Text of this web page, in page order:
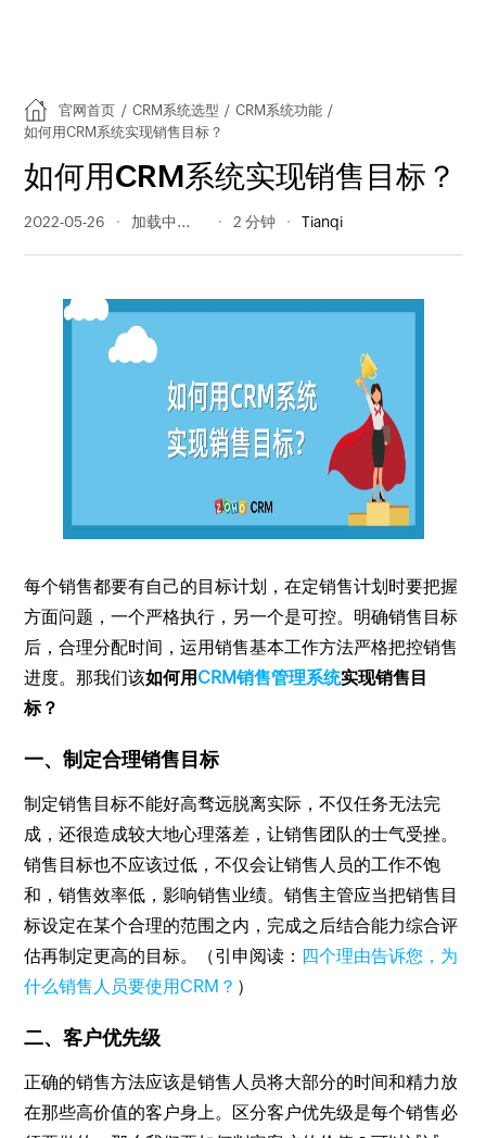
官网首页 / CRM系统选型 / CRM系统功能 /
如何用CRM系统实现销售目标？
如何用CRM系统实现销售目标？
2022-05-26 589 阅读量 2 分钟 Tianqi
每个销售都要有自己的目标计划，在定销售计划时要把握
方面问题，一个严格执行，另一个是可控。明确销售目标
后，合理分配时间，运用销售基本工作方法严格把控销售
进度。那我们该如何用 CRM销售管理系统实现销售目
标？
一、制定合理销售目标
制定销售目标不能好高骛远脱离实际，不仅任务无法完
成，还很造成较大地心理落差，让销售团队的士气受挫。
销售目标也不应该过低，不仅会让销售人员的工作不饱
和，销售效率低，影响销售业绩。销售主管应当把销售目
标设定在某个合理的范围之内，完成之后结合能力综合评
估再制定更高的目标。（引申阅读： 四个理由告诉您，为
什么销售人员要使用CRM？ ）
二、客户优先级
正确的销售方法应该是销售人员将大部分的时间和精力放
在那些高价值的客户身上。区分客户优先级是每个销售必